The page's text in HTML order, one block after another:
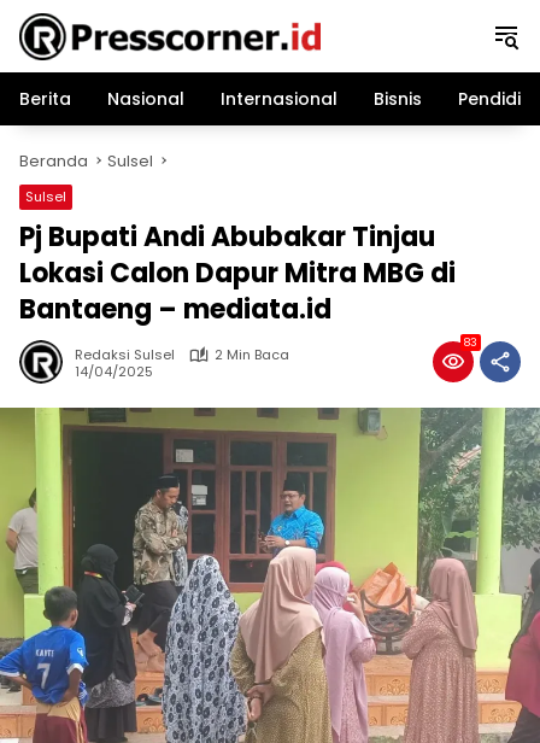
Langsung
konten
Berita
Nasional Internasional Bisnis
Beranda Sulsel
Sulsel
Pj Bupati Andi Abubakar Tinjau
Lokasi Calon Dapur Mitra MBG di
Bantaeng – mediata.id
Redaksi Sulsel
2 Min Baca
14/04/2025
83